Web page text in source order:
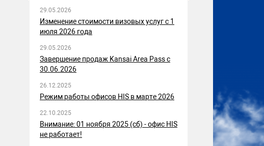
29.05.2026
Изменение стоимости визовых услуг с 1
июля 2026 года
29.05.2026
Завершение продаж Kansai Area Pass с
30.06.2026
26.12.2025
Режим работы офисов HIS в марте 2026
22.10.2025
Внимание: 01 ноября 2025 (сб) - офис HIS
не работает!